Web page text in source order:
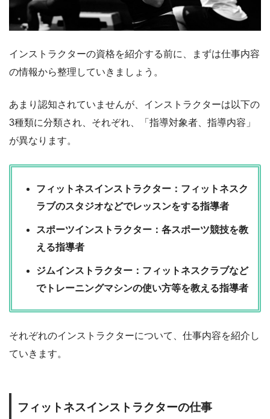
インストラクターの資格を紹介する前に、まずは仕事内容
の情報から整理していきましょう。
あまり認知されていませんが、インストラクターは以下の
3種類に分類され、それぞれ、「指導対象者、指導内容」
が異なります。
フィットネスインストラクター：フィットネスク
ラブのスタジオなどでレッスンをする指導者
スポーツインストラクター：各スポーツ競技を教
える指導者
ジムインストラクター：フィットネスクラブなど
でトレーニングマシンの使い方等を教える指導者
それぞれのインストラクターについて、仕事内容を紹介し
ていきます。
フィットネスインストラクターの仕事